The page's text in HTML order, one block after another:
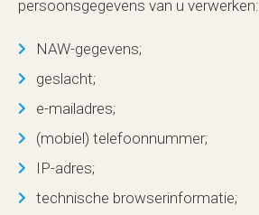
persoonsgegevens van u verwerken:
NAW-gegevens;
geslacht;
e-mailadres;
(mobiel) telefoonnummer;
IP-adres;
technische browserinformatie;